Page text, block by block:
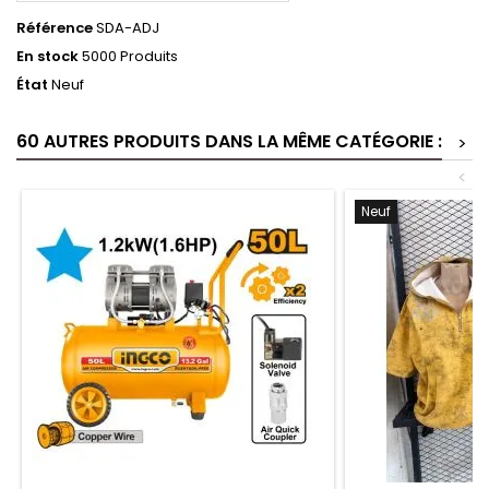
RéférenceSDA-ADJ
En stock5000 Produits
État Neuf
60 AUTRES PRODUITS DANS LA MÊME CATÉGORIE :
>
<
Neuf